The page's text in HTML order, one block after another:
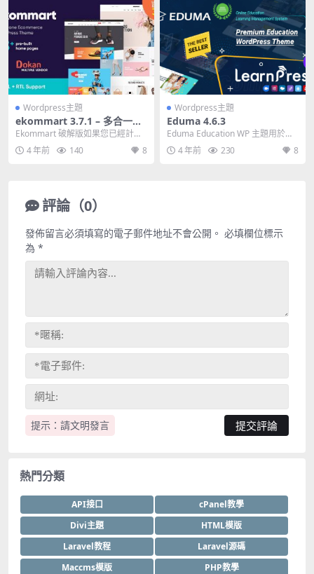
Wordpress主題
ekommart 3.7.1 – 多合一電
子商務 WordPress 主題 免費
Ekommart 破解版如果您已經計劃
好要為您的單品業務選擇的利基市
場，您可以從...
4 年前 140 8
Wordpress主題
Eduma 4.6.3
Eduma Education WP 主題用於學
習管理系統 (LMS)、培訓中心...
4 年前 230 8
評論（0）
提示：請文明發言
發佈留言必須填寫的電子郵件地址不會公開。 必填欄位標示
為 *
熱門分類
API接口
cPanel教學
Divi主題
HTML模版
Laravel教程
Laravel源碼
Maccms模版
PHP教學